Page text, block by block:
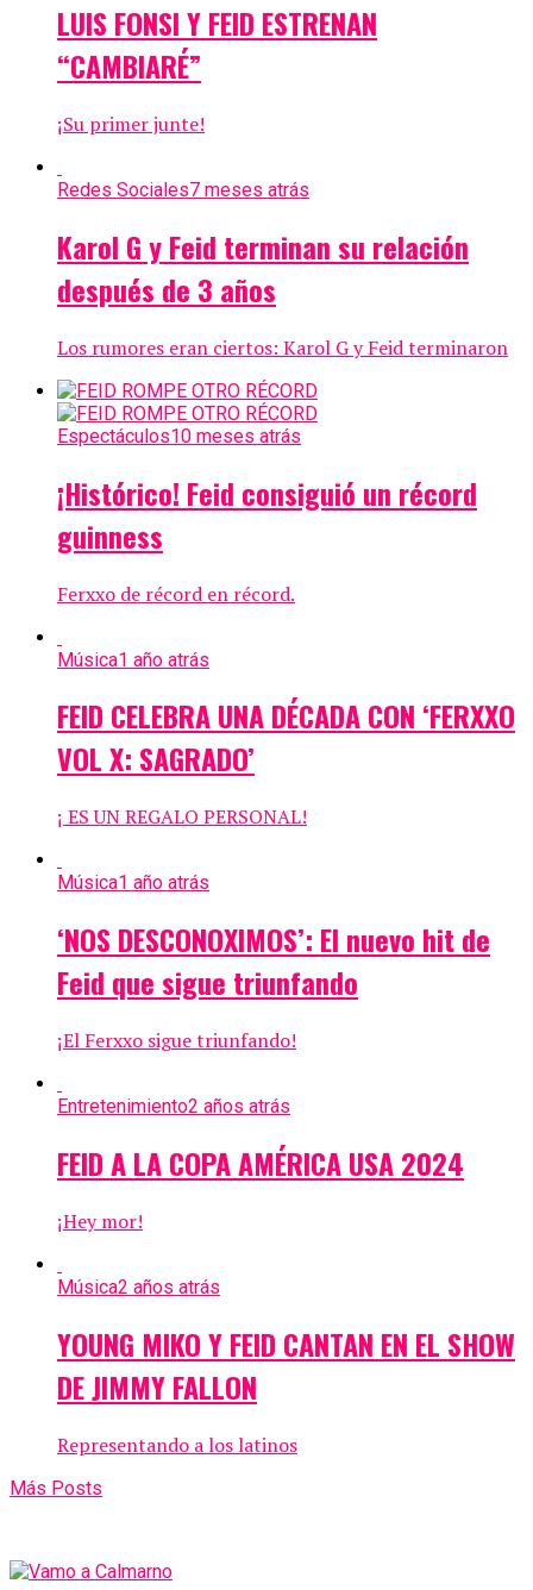
LUIS FONSI Y FEID ESTRENAN
“CAMBIARÉ”
¡Su primer junte!
Redes Sociales7 meses atrás
Karol G y Feid terminan su relación
después de 3 años
Los rumores eran ciertos: Karol G y Feid terminaron
Espectáculos10 meses atrás
¡Histórico! Feid consiguió un récord
guinness
Ferxxo de récord en récord.
Música1 año atrás
FEID CELEBRA UNA DÉCADA CON ‘FERXXO
VOL X: SAGRADO’
¡ ES UN REGALO PERSONAL!
Música1 año atrás
‘NOS DESCONOXIMOS’: El nuevo hit de
Feid que sigue triunfando
¡El Ferxxo sigue triunfando!
Entretenimiento2 años atrás
FEID A LA COPA AMÉRICA USA 2024
¡Hey mor!
Música2 años atrás
YOUNG MIKO Y FEID CANTAN EN EL SHOW
DE JIMMY FALLON
Representando a los latinos
Más Posts